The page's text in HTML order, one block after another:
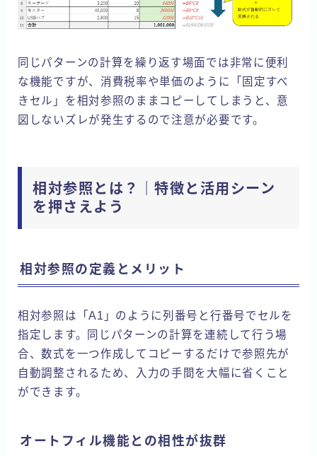
同じパターンの計算を繰り返す場面では非常に便利
な機能ですが、消費税率や単価のように「固定すべ
きセル」を相対参照のままコピーしてしまうと、意
図しないズレが発生するので注意が必要です。
相対参照とは？｜特徴と活用シーン
を押さえよう
相対参照の定義とメリット
相対参照は「A1」のように列番号と行番号でセルを
指定します。同じパターンの計算を連続して行う場
合、数式を一つ作成してコピーするだけで参照先が
自動調整されるため、入力の手間を大幅に省くこと
ができます。
オートフィル機能との相性が抜群